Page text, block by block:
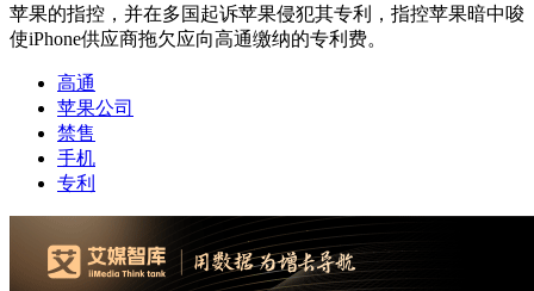
苹果的指控，并在多国起诉苹果侵犯其专利，指控苹果暗中唆
使iPhone供应商拖欠应向高通缴纳的专利费。
高通
苹果公司
禁售
手机
专利